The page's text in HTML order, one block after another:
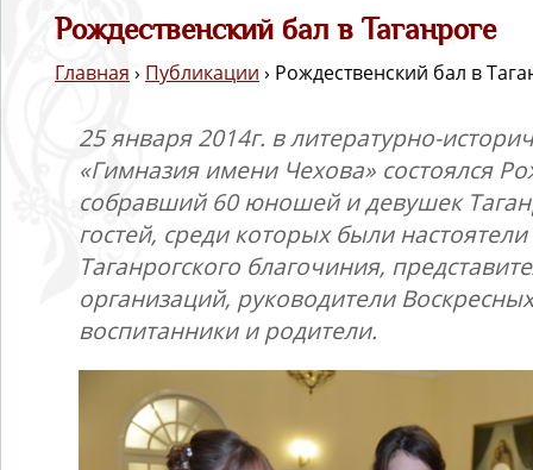
Рождественский бал в Таганроге
Главная › Публикации › Рождественский бал в
25 января 2014г. в литературно-
«Гимназия имени Чехова» состоялся
собравший 60 юношей и девушек
гостей, среди которых были
Таганрогского благочиния,
организаций, руководители
воспитанники и родители.